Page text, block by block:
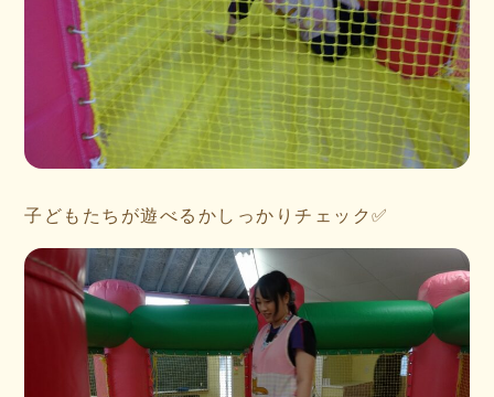
子どもたちが遊べるかしっかりチェック✅